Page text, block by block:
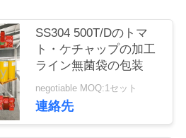
SS304 500T/Dのトマ
ト・ケチャップの加工
ライン無菌袋の包装
negotiable MOQ:1セット
連絡先